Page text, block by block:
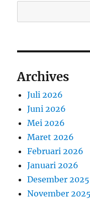
Archives
Juli 2026
Juni 2026
Mei 2026
Maret 2026
Februari 2026
Januari 2026
Desember 2025
November 2025